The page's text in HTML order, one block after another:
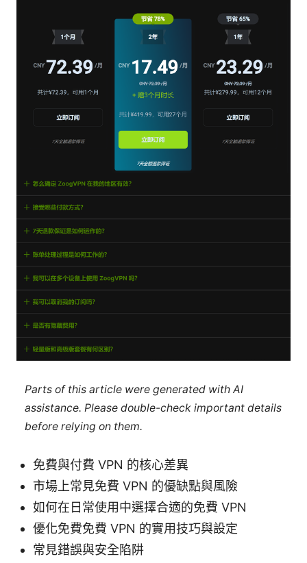
Parts of this article were generated with AI
assistance. Please double-check important details
before relying on them.
免費與付費 VPN 的核心差異
市場上常見免費 VPN 的優缺點與風險
如何在日常使用中選擇合適的免費 VPN
優化免費免費 VPN 的實用技巧與設定
常見錯誤與安全陷阱